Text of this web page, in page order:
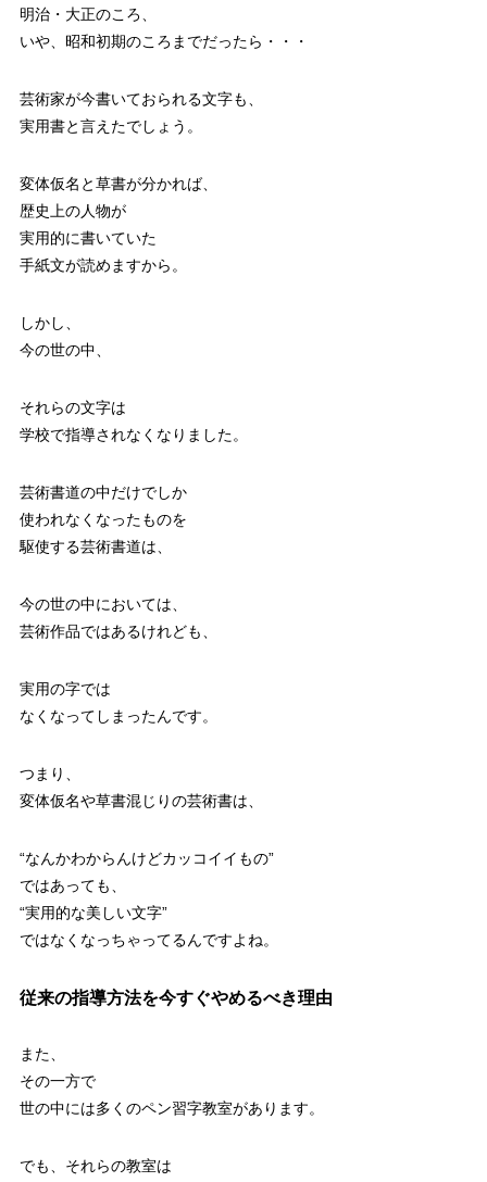
明治・大正のころ、
いや、昭和初期のころまでだったら・・・
芸術家が今書いておられる文字も、
実用書と言えたでしょう。
変体仮名と草書が分かれば、
歴史上の人物が
実用的に書いていた
手紙文が読めますから。
しかし、
今の世の中、
それらの文字は
学校で指導されなくなりました。
芸術書道の中だけでしか
使われなくなったものを
駆使する芸術書道は、
今の世の中においては、
芸術作品ではあるけれども、
実用の字では
なくなってしまったんです。
つまり、
変体仮名や草書混じりの芸術書は、
“なんかわからんけどカッコイイもの”
ではあっても、
“実用的な美しい文字”
ではなくなっちゃってるんですよね。
従来の指導方法を今すぐやめるべき理由
また、
その一方で
世の中には多くのペン習字教室があります。
でも、それらの教室は